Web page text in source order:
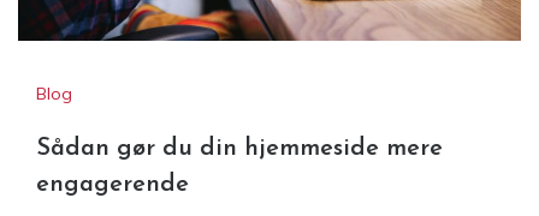
Blog
Sådan gør du din hjemmeside mere
engagerende